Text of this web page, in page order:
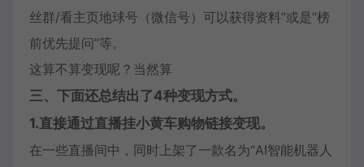
丝群/看主页地球号（微信号）可以获得资料”或是“榜
前优先提问”等。
这算不算变现呢？当然算
三、下面还总结出了4种变现方式。
1.直接通过直播挂小黄车购物链接变现。
在一些直播间中，同时上架了一款名为“AI智能机器人